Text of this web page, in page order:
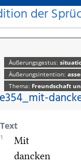
der
Äußerungsgestus:
Äußerungsintention:
Thema: Freundschaft
e354_mit-
Text
1
Mit
dancken